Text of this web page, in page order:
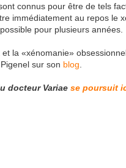
connus pour être de tels
immédiatement au repos le
pour plusieurs années.
sur son blog
docteur Variae se poursuit